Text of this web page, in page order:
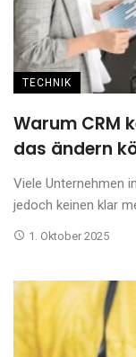
TECHNIK
Warum CRM
das ändern
Viele Unternehmen
jedoch keinen klar
1. Oktober 2025